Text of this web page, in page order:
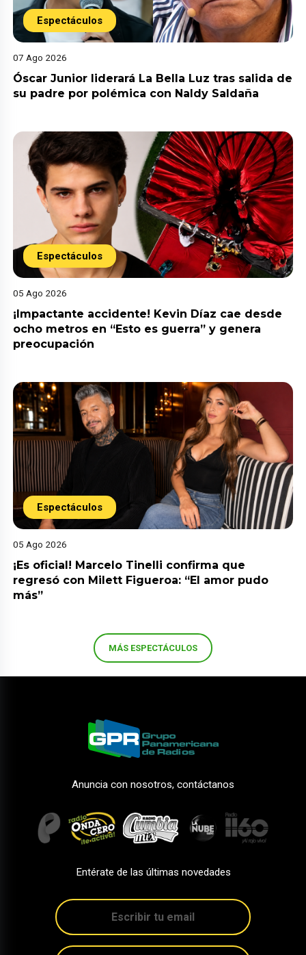
Espectáculos
07 Ago 2026
Óscar Junior liderará La Bella Luz tras salida de
su padre por polémica con Naldy Saldaña
Espectáculos
05 Ago 2026
¡Impactante accidente! Kevin Díaz cae desde
ocho metros en “Esto es guerra” y genera
preocupación
Espectáculos
05 Ago 2026
¡Es oficial! Marcelo Tinelli confirma que
regresó con Milett Figueroa: “El amor pudo
más”
MÁS ESPECTÁCULOS
Anuncia con nosotros, contáctanos
Entérate de las últimas novedades